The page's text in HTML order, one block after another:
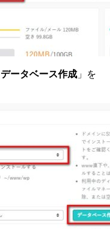
データベース作成 」を